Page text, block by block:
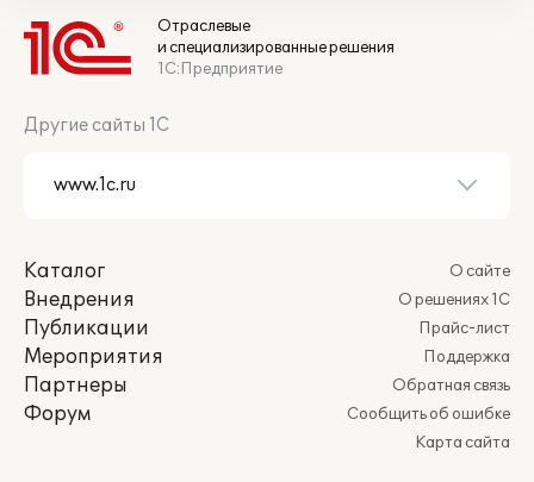
Отраслевые
и специализированные решения
1С:Предприятие
Другие сайты 1С
Каталог
Внедрения
Публикации
Мероприятия
Партнеры
Форум
О сайте
О решениях 1С
Прайс-лист
Поддержка
Обратная связь
Сообщить об ошибке
Карта сайта